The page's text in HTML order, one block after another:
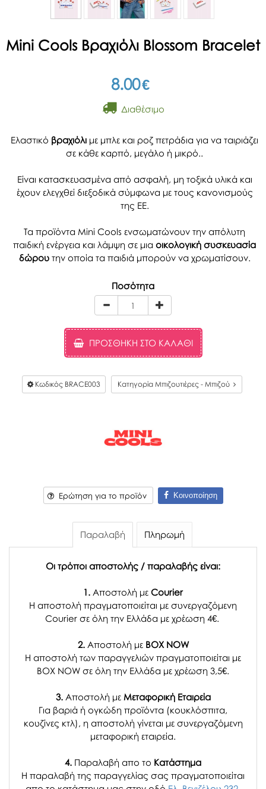
Mini Cools Βραχιόλι Blossom Bracelet
8.00€
Διαθέσιμο
Ελαστικό βραχιόλι με μπλε και ροζ πετράδια για να ταιριάζει
σε κάθε καρπό, μεγάλο ή μικρό..
Είναι κατασκευασμένα από ασφαλή, μη τοξικά υλικά και
έχουν ελεγχθεί διεξοδικά σύμφωνα με τους κανονισμούς
της ΕΕ.
Τα προϊόντα Mini Cools ενσωματώνουν την απόλυτη
παιδική ενέργεια και λάμψη σε μια οικολογική συσκευασία
δώρουτην οποία τα παιδιά μπορούν να χρωματίσουν.
Ποσότητα
ΠΡΟΣΘΉΚΗ ΣΤΟ ΚΑΛΆΘΙ
Κωδικός BRACE003 Κατηγορία Μπιζουτιέρες - Μπιζού
Ερώτηση για το προϊόν Κοινοποίηση
Παραλαβή Πληρωμή
Οι τρόποι αποστολής / παραλαβής είναι:
1. Αποστολή με Courier
Η αποστολή πραγματοποιείται με συνεργαζόμενη
Courier σε όλη την Ελλάδα με χρέωση 4€.
2. Αποστολή μεBOX NOW
Η αποστολή των παραγγελιών πραγματοποιείται με
BOX NOW σε όλη την Ελλάδα με χρέωση 3,5€.
3. Αποστολή μεΜεταφορική Εταιρεία
Για βαριά ή ογκώδη προϊόντα (κουκλόσπιτα,
κουζίνες κτλ), η αποστολή γίνεται με συνεργαζόμενη
μεταφορική εταιρεία.
4. Παραλαβή απο το Κατάστημα
H παραλαβή της παραγγελίας σας πραγματοποιείται